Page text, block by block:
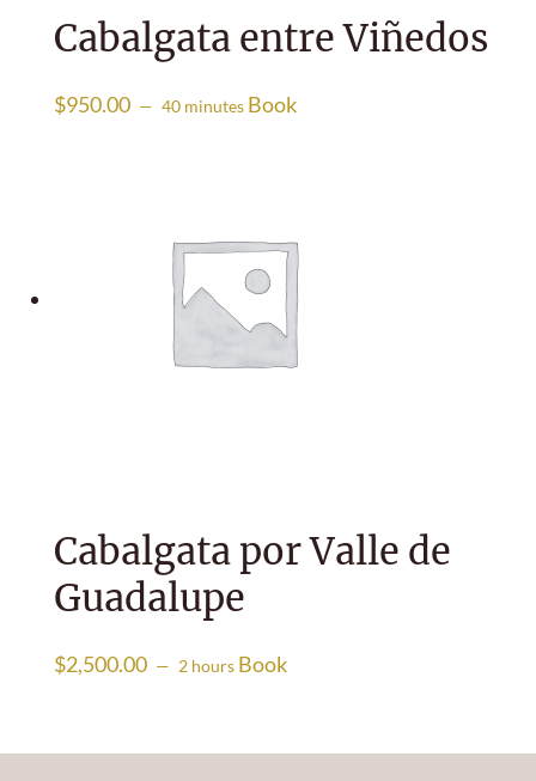
Cabalgata entre Viñedos
$950.00 40 minutes Book
Cabalgata por Valle de
Guadalupe
$2,500.00 2 hours Book